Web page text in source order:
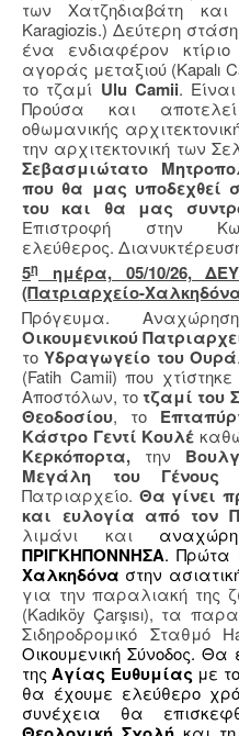
των Χατζηδιαβάτη
Karagiozis.) Δεύτερη
ένα ενδιαφέρον
αγοράς μεταξιού (Kapalı
το τζαμί Ulu Camii.
Προύσα και
οθωμανικής
την αρχιτεκτονική των
Σεβασμιώτατο
που θα μας υποδεχθεί
του και θα μας
Επιστροφή στην
ελεύθερος.
5η
ημέρα, 05/10/26,
(Πατριαρχείο-
Πρόγευμα.
Οικουμενικού
τοΥδραγωγείο του
(Fatih Camii) που
Αποστόλων, το τζαμί του
Θεοδοσίου, το
Κάστρο Γεντί Κουλέ
Κερκόπορτα, την
Μεγάλη του Γένους
Πατριαρχείο. Θα γίνει
και ευλογία από τον
λιμάνι και
ΠΡΙΓΚΗΠΟΝΝΗΣΑ. Πρώτα
Χαλκηδόνα στην
για την παραλιακή της
(Kadıköy Çarşısı), τα
Σιδηροδρομικό Σταθμό
Οικουμενική Σύνοδος.
τηςΑγίας Ευθυμίας με
θα έχουμε ελεύθερο
συνέχεια θα